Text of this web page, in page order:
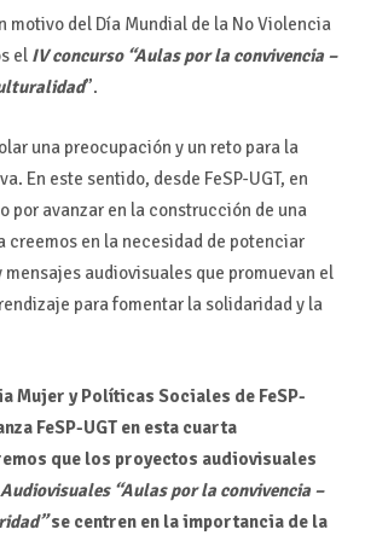
motivo del Día Mundial de la No Violencia
el IV concurso “Aulas por la convivencia –
”.
una preocupación y un reto para la
En este sentido, desde FeSP-UGT, en
por avanzar en la construcción de una
creemos en la necesidad de potenciar
mensajes audiovisuales que promuevan el
para fomentar la solidaridad y la
Mujer y Políticas Sociales de FeSP-
FeSP-UGT en esta cuarta
que los proyectos audiovisuales
“Aulas por la convivencia –
se centren en la importancia de la